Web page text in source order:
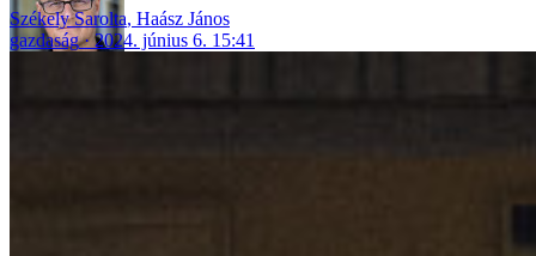
Székely Sarolta, Haász János
gazdaság
2024. június 6. 15:41